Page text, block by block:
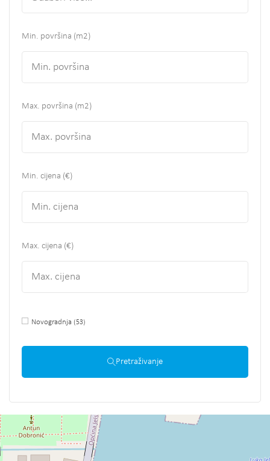
Min. površina (m2)
Max. površina (m2)
Min. cijena (€)
Max. cijena (€)
Novogradnja (53)
Pretraživanje